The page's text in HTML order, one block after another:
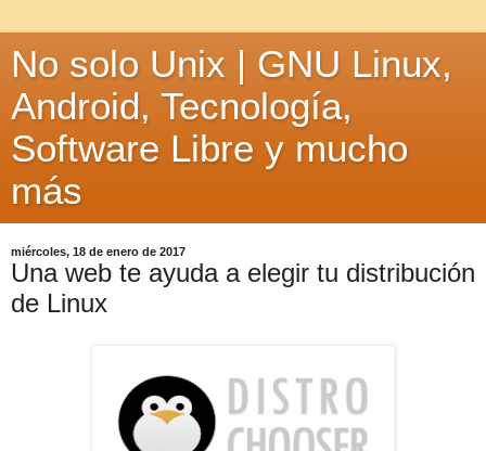
No solo Unix | GNU Linux,
Android, Tecnología,
Software Libre y mucho
más
miércoles, 18 de enero de 2017
Una web te ayuda a elegir tu distribución
de Linux